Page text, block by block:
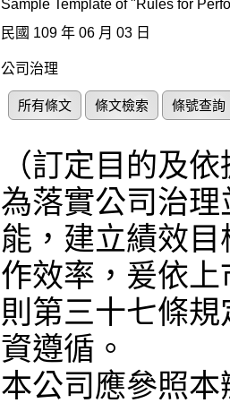
Sample Template of "Rules for
民國 109 年 06 月 03 日
公司治理
所有條文 條文檢索 條號查詢
（訂定目的及
為落實公司治
能，建立績效
作效率，爰依
則第三十七條
資遵循。
本公司應參照